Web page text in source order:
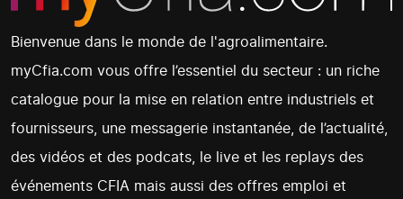
Bienvenue dans le monde de l'agroalimentaire.
myCfia.com vous offre l’essentiel du secteur : un riche
catalogue pour la mise en relation entre industriels et
fournisseurs, une messagerie instantanée, de l’actualité,
des vidéos et des podcats, le live et les replays des
événements CFIA mais aussi des offres emploi et